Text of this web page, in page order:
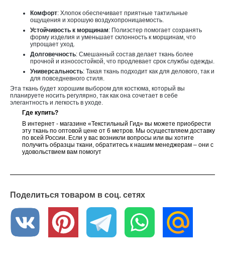
Комфорт: Хлопок обеспечивает приятные тактильные
ощущения и хорошую воздухопроницаемость.
Устойчивость к морщинам: Полиэстер помогает сохранять
форму изделия и уменьшает склонность к морщинам, что
упрощает уход.
Долговечность: Смешанный состав делает ткань более
прочной и износостойкой, что продлевает срок службы одежды.
Универсальность: Такая ткань подходит как для делового, так и
для повседневного стиля.
Эта ткань будет хорошим выбором для костюма, который вы
планируете носить регулярно, так как она сочетает в себе
элегантность и легкость в уходе.
Где купить?
В интернет - магазине «Текстильный Гид» вы можете приобрести
эту ткань по оптовой цене от 6 метров. Мы осуществляем доставку
по всей России. Если у вас возникли вопросы или вы хотите
получить образцы ткани, обратитесь к нашим менеджерам – они с
удовольствием вам помогут
Поделиться товаром в соц. сетях